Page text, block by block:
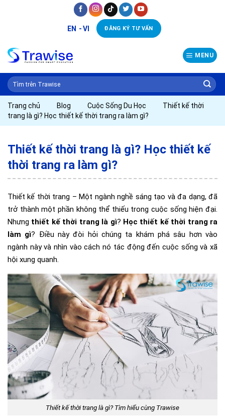
EN VI ĐĂNG KÝ TƯ VẤN
MENU
Trang chủ Blog Cuộc Sống Du Học
Thiết kế thời
trang là gì? Học thiết kế thời trang ra làm gì?
Thiết kế thời trang là gì? Học thiết kế
thời trang ra làm gì?
Thiết kế thời trang – Một ngành nghề sáng tạo và đa dạng, đã
trở thành một phần không thể thiếu trong cuộc sống hiện đại.
Nhưng thiết kế thời trang là gì? Học thiết kế thời trang ra
làm gì? Điều này đòi hỏi chúng ta khám phá sâu hơn vào
ngành này và nhìn vào cách nó tác động đến cuộc sống và xã
hội xung quanh.
Thiết kế thời trang là gì? Tìm hiểu cùng Trawise